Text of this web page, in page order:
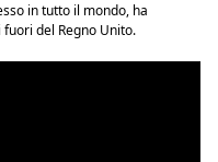
in tutto il mondo, ha
del Regno Unito.